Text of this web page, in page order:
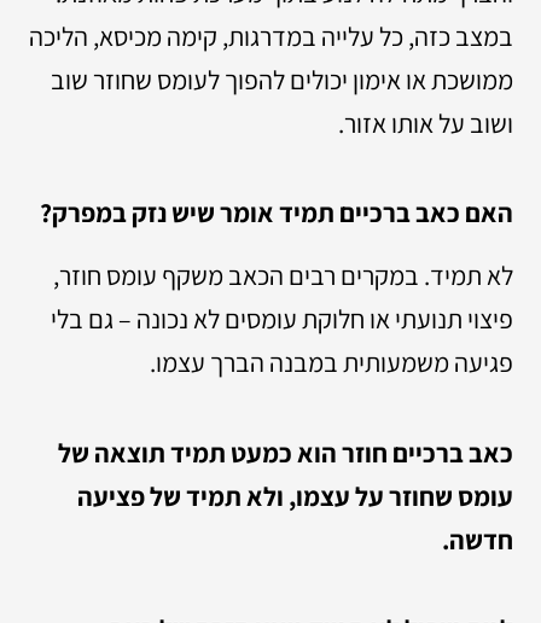
במצב כזה, כל עלייה במדרגות, קימה מכיסא, הליכה
ממושכת או אימון יכולים להפוך לעומס שחוזר שוב
ושוב על אותו אזור.
האם כאב ברכיים תמיד אומר שיש נזק במפרק?
לא תמיד. במקרים רבים הכאב משקף עומס חוזר,
פיצוי תנועתי או חלוקת עומסים לא נכונה – גם בלי
פגיעה משמעותית במבנה הברך עצמו.
כאב ברכיים חוזר הוא כמעט תמיד תוצאה של
עומס שחוזר על עצמו, ולא תמיד של פציעה
חדשה.